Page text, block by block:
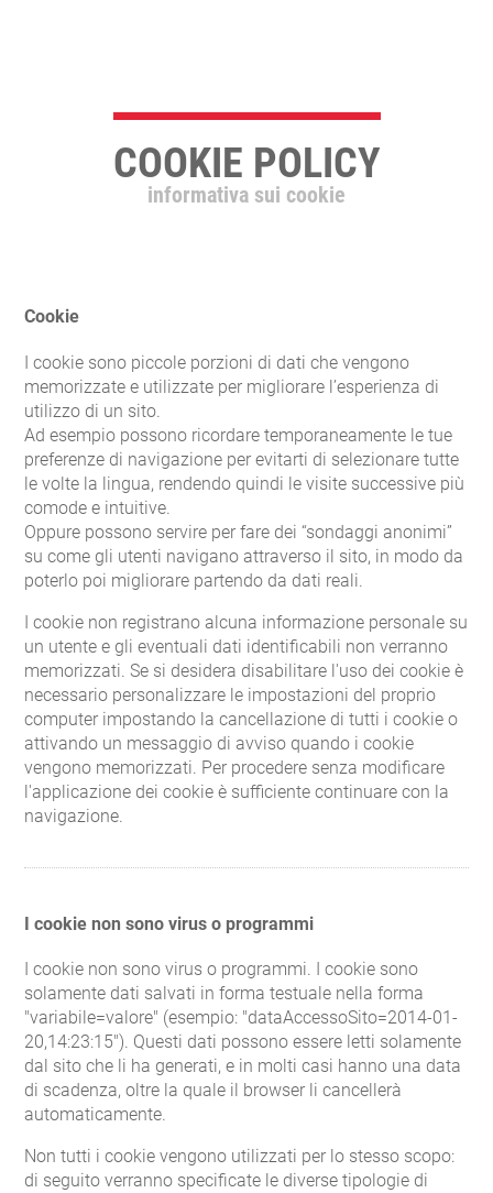
COOKIE POLICY
informativa sui cookie
Cookie
I cookie sono piccole porzioni di dati che vengono
memorizzate e utilizzate per migliorare l’esperienza di
utilizzo di un sito.
Ad esempio possono ricordare temporaneamente le tue
preferenze di navigazione per evitarti di selezionare tutte
le volte la lingua, rendendo quindi le visite successive più
comode e intuitive.
Oppure possono servire per fare dei “sondaggi anonimi”
su come gli utenti navigano attraverso il sito, in modo da
poterlo poi migliorare partendo da dati reali.
I cookie non registrano alcuna informazione personale su
un utente e gli eventuali dati identificabili non verranno
memorizzati. Se si desidera disabilitare l'uso dei cookie è
necessario personalizzare le impostazioni del proprio
computer impostando la cancellazione di tutti i cookie o
attivando un messaggio di avviso quando i cookie
vengono memorizzati. Per procedere senza modificare
l'applicazione dei cookie è sufficiente continuare con la
navigazione.
I cookie non sono virus o programmi
I cookie non sono virus o programmi. I cookie sono
solamente dati salvati in forma testuale nella forma
"variabile=valore" (esempio: "dataAccessoSito=2014-01-
20,14:23:15"). Questi dati possono essere letti solamente
dal sito che li ha generati, e in molti casi hanno una data
di scadenza, oltre la quale il browser li cancellerà
automaticamente.
Non tutti i cookie vengono utilizzati per lo stesso scopo:
di seguito verranno specificate le diverse tipologie di